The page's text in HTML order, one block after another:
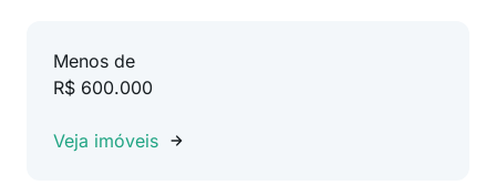
Menos de
R$ 600.000
Veja imóveis